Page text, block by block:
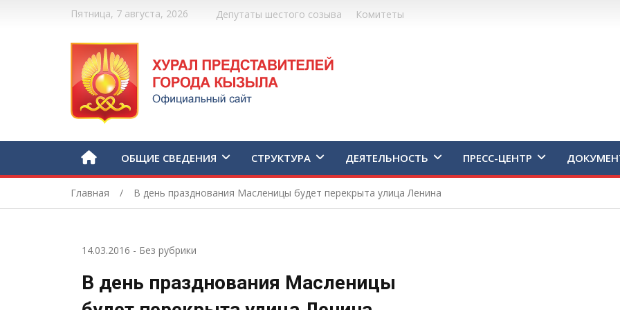
Пятница, 7 августа, 2026 Депутаты шестого созыва Комитеты
ОБЩИЕ СВЕДЕНИЯ СТРУКТУРА ДЕЯТЕЛЬНОСТЬ ПРЕСС-ЦЕНТР
Главная В день празднования Масленицы будет перекрыта улица Ленина
14.03.2016 - Без рубрики
В день празднования Масленицы